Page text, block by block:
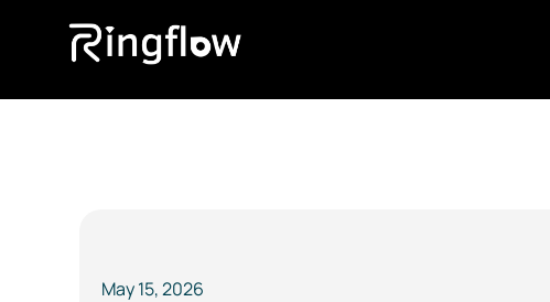
May 15, 2026